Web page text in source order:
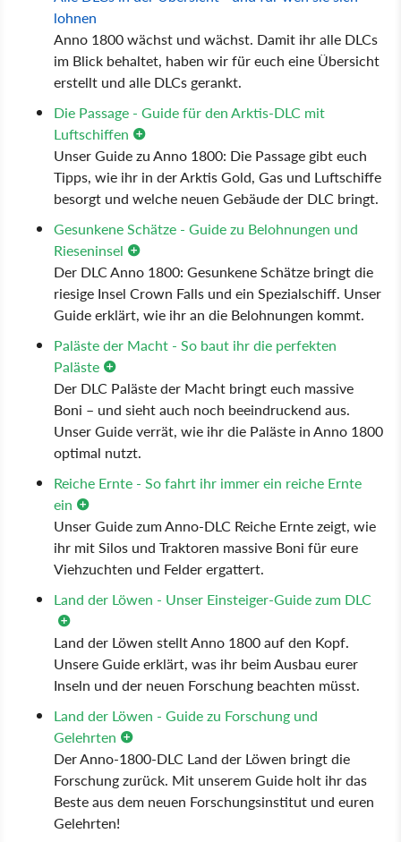
lohnen
Anno 1800 wächst und wächst. Damit ihr alle DLCs
im Blick behaltet, haben wir für euch eine Übersicht
erstellt und alle DLCs gerankt.
Die Passage - Guide für den Arktis-DLC mit
Luftschiffen
Unser Guide zu Anno 1800: Die Passage gibt euch
Tipps, wie ihr in der Arktis Gold, Gas und Luftschiffe
besorgt und welche neuen Gebäude der DLC bringt.
Gesunkene Schätze - Guide zu Belohnungen und
Rieseninsel
Der DLC Anno 1800: Gesunkene Schätze bringt die
riesige Insel Crown Falls und ein Spezialschiff. Unser
Guide erklärt, wie ihr an die Belohnungen kommt.
Paläste der Macht - So baut ihr die perfekten
Paläste
Der DLC Paläste der Macht bringt euch massive
Boni – und sieht auch noch beeindruckend aus.
Unser Guide verrät, wie ihr die Paläste in Anno 1800
optimal nutzt.
Reiche Ernte - So fahrt ihr immer ein reiche Ernte
ein
Unser Guide zum Anno-DLC Reiche Ernte zeigt, wie
ihr mit Silos und Traktoren massive Boni für eure
Viehzuchten und Felder ergattert.
Land der Löwen - Unser Einsteiger-Guide zum DLC
Land der Löwen stellt Anno 1800 auf den Kopf.
Unsere Guide erklärt, was ihr beim Ausbau eurer
Inseln und der neuen Forschung beachten müsst.
Land der Löwen - Guide zu Forschung und
Gelehrten
Der Anno-1800-DLC Land der Löwen bringt die
Forschung zurück. Mit unserem Guide holt ihr das
Beste aus dem neuen Forschungsinstitut und euren
Gelehrten!